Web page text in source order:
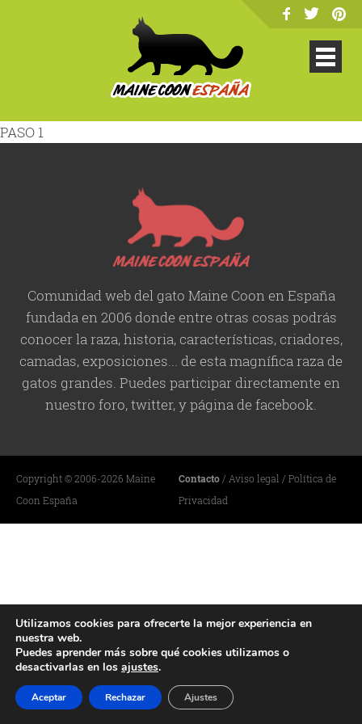
PASO 1
Comunidad web del gato Maine Coon en España
fundada en 2006 donde entre otras cosas podrás
conocer la raza, historia,características, criadores,
camadas, exposiciones... de esta magnífica raza de
gatos grandes. Puedes participar directamente en
nuestro foro, twitter, y página de facebook.
Copyright © 2006-2026 Maine
Coon España
Contacto/ Aviso legal / Política de
Privacidad
Utilizamos cookies para ofrecerte la mejor experiencia en
nuestra web.
Puedes aprender más sobre qué cookies utilizamos o
desactivarlas en los ajustes.
Aceptar Rechazar Ajustes